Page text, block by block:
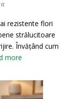
rezistente flori
strălucitoare
Învățând cum
more